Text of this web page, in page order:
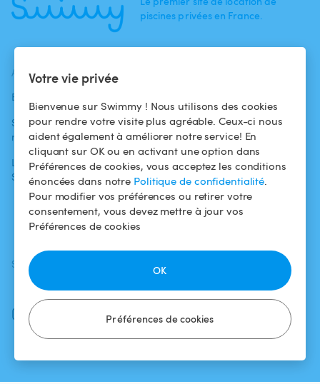
Votre vie privée
Bienvenue sur Swimmy ! Nous utilisons des cookies
pour rendre votre visite plus agréable. Ceux-ci nous
aident également à améliorer notre service! En
cliquant sur OK ou en activant une option dans
Préférences de cookies, vous acceptez les conditions
énoncées dans notre Politique de confidentialité.
Pour modifier vos préférences ou retirer votre
consentement, vous devez mettre à jour vos
Préférences de cookies
Préférences de cookies
OK
piscines privées en France.
ACTUALITÉS
Blog
Swimmy dans les
médias
L'aventure
Swimmy
baigneurs
Pour les
propriétaires
Louer ma piscine
Comment ça
marche ?
Conditions
d'utilisation
Politique de
confidentialité
Mentions légales
SUIVEZ-NOUS
Facebook
Instagram